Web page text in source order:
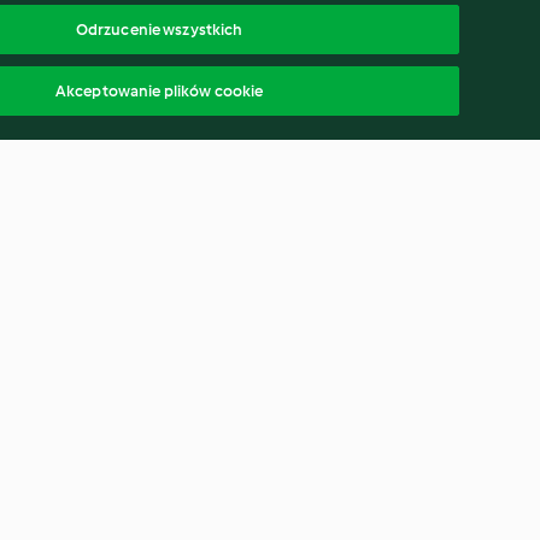
Odrzucenie wszystkich
Akceptowanie plików cookie